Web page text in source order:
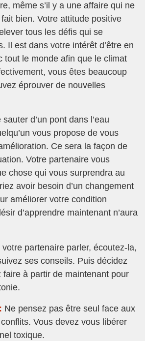
même s’il y a une affaire qui ne
bien. Votre attitude positive
tous les défis qui se
Il est dans votre intérêt d’être en
tout le monde afin que le climat
vous êtes beaucoup
éprouver de nouvelles
d’un pont dans l’eau
vous propose de vous
Ce sera la façon de
Votre partenaire vous
chose qui vous surprendra au
avoir besoin d’un changement
améliorer votre condition
d’apprendre maintenant n’aura
votre partenaire parler, écoutez-la,
ses conseils. Puis décidez
faire à partir de maintenant pour
Ne pensez pas être seul face aux
Vous devez vous libérer
toxique.